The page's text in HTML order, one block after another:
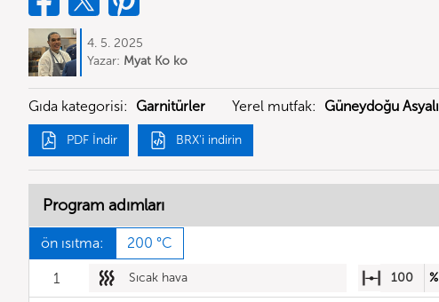
4. 5. 2025
Yazar: Myat Ko ko
Gıda kategorisi: Garnitürler Yerel mutfak: Güneydoğu Asyalı
PDF İndir BRX'i indirin
Program adımları
ön ısıtma: 200 °C
1 Sıcak hava 100 %